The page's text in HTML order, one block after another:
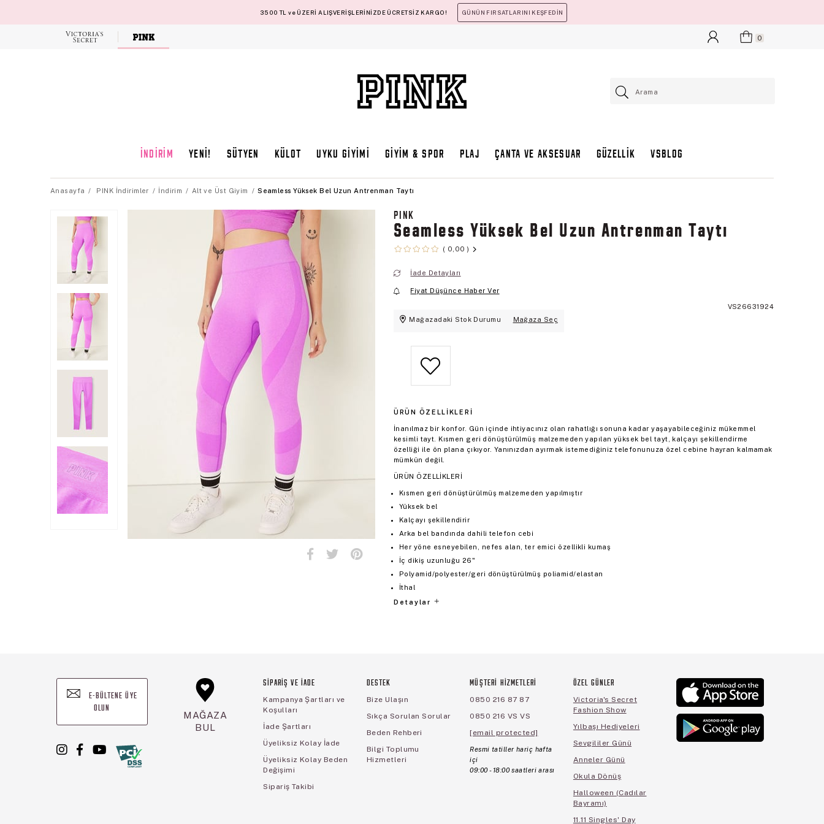
3500 TL ve ÜZERİ ALIŞVERİŞLERİNİZDE ÜCRETSİZ KARGO! GÜNÜN FIRSATLARINI KEŞFEDİN
Victoria's
0
İNDİRİM YENİ! SÜTYEN KÜLOT UYKU GİYİMİ GİYİM & SPOR PLAJ ÇANTA VE AKSESUAR GÜZELLİK VSBLOG
Anasayfa PINK İndirimler İndirim Alt ve Üst Giyim Seamless Yüksek Bel Uzun Antrenman Taytı
PINK
Seamless Yüksek Bel Uzun Antrenman Taytı
0,00
İade Detayları
Fiyat Düşünce Haber Ver
VS26631924
Mağazadaki Stok Durumu
Mağaza Seç
ÜRÜN ÖZELLIKLERI
İnanılmaz bir konfor. Gün içinde ihtiyacınız olan rahatlığı sonuna kadar yaşayabileceğiniz mükemmel
kesimli tayt. Kısmen geri dönüştürülmüş malzemeden yapılan yüksek bel tayt, kalçayı şekillendirme
özelliği ile ön plana çıkıyor. Yanınızdan ayırmak istemediğiniz telefonunuza özel cebine hayran kalmamak
mümkün değil.
ÜRÜN ÖZELLİKLERİ
Kısmen geri dönüştürülmüş malzemeden yapılmıştır
Yüksek bel
Kalçayı şekillendirir
Arka bel bandında dahili telefon cebi
Her yöne esneyebilen, nefes alan, ter emici özellikli kumaş
İç dikiş uzunluğu 26"
Polyamid/polyester/geri dönüştürülmüş poliamid/elastan
İthal
Detaylar
E-BÜLTENE ÜYE
OLUN
MAĞAZA
BUL
SİPARİŞ VE İADE
Kampanya Şartları ve
Koşulları
İade Şartları
Üyeliksiz Kolay İade
Üyeliksiz Kolay Beden
Değişimi
Sipariş Takibi
DESTEK
Bize Ulaşın
Sıkça Sorulan Sorular
Beden Rehberi
Bilgi Toplumu
Hizmetleri
MÜŞTERİ HİZMETLERİ
0850 216 87 87
0850 216 VS VS
[email protected]
Resmi tatiller hariç hafta
içi
09:00 - 18:00 saatleri arası
ÖZEL GÜNLER
Victoria's Secret
Fashion Show
Yılbaşı Hediyeleri
Sevgililer Günü
Anneler Günü
Okula Dönüş
Halloween (Cadılar
Bayramı)
11.11 Singles' Day